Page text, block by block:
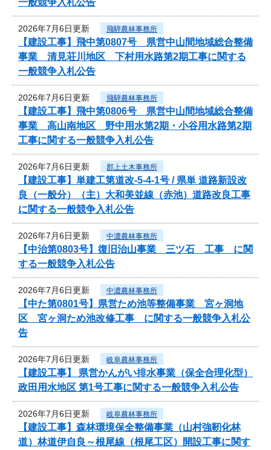
2026年7月6日更新 飛騨農林事務所
【建設工事】飛中第0807号 県営中山間地域総合整備
事業 清見荘川地区 下村用水路第2期工事に関する
一般競争入札公告
2026年7月6日更新 飛騨農林事務所
【建設工事】飛中第0806号 県営中山間地域総合整備
事業 高山南地区 野中用水第2期・小谷用水路第2期
工事に関する一般競争入札公告
2026年7月6日更新 郡上土木事務所
【建設工事】単建工第道改-5-4-1号 / 県単 道路新設改
良（一般分）（主）大和美並線（赤池）道路改良工事
に関する一般競争入札公告
2026年7月6日更新 中濃農林事務所
【中治第0803号】復旧治山事業 三ツ石 工事 に関
する一般競争入札公告
2026年7月6日更新 中濃農林事務所
【中た第0801号】県営ため池等整備事業 宮ヶ洞地
区 宮ヶ洞ため池改修工事 に関する一般競争入札公
告
2026年7月6日更新 岐阜農林事務所
【建設工事】 県営かんがい排水事業（保全合理化型）
政田用水地区 第1号工事に関する一般競争入札公告
2026年7月6日更新 岐阜農林事務所
【建設工事】森林環境保全整備事業（山村強靭化林
道）林道伊自良～根尾線（根尾工区）開設工事に関す